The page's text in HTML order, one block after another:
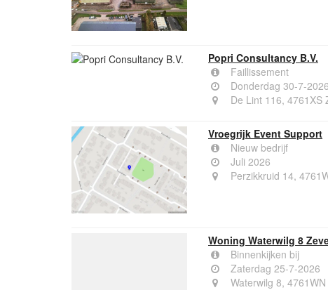
Popri Consultancy B.V.
Faillissement
Donderdag 30-7-2026
De Lint 116, 4761XS
Vroegrijk Event Support
Nieuw bedrijf
Juli 2026
Perzikkruid 14,
Woning Waterwilg 8
Binnenkijken bij
Zaterdag 25-7-2026
Waterwilg 8,